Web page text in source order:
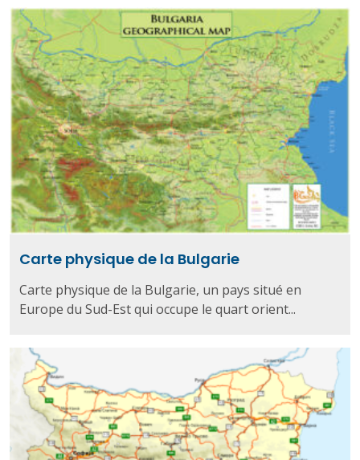
Carte physique de la Bulgarie
Carte physique de la Bulgarie, un pays situé en
Europe du Sud-Est qui occupe le quart orient...